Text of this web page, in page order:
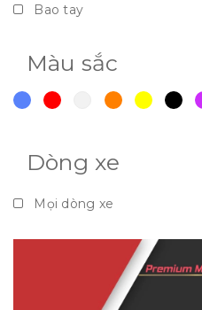
Bao tay
Màu sắc
Dòng xe
Mọi dòng xe